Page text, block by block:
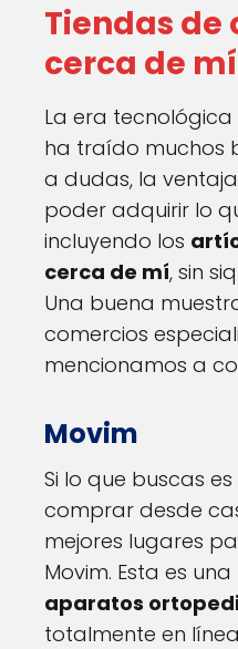
Tiendas de
cerca de
La era tecnológica
ha traído muchos
a dudas, la
poder adquirir lo
incluyendo los
cerca de mí, sin
Una buena
comercios
mencionamos a
Movim
Si lo que buscas
comprar desde
mejores lugares
Movim. Esta es
aparatos
totalmente en